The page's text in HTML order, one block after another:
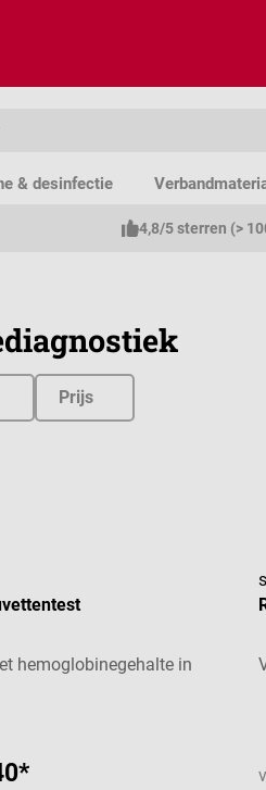
& desinfectie
4,8/5 sterren (>
Prijs
hemoglobinegehalte in